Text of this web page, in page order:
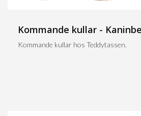
Kommande kullar -
Kommande kullar hos Teddytassen.